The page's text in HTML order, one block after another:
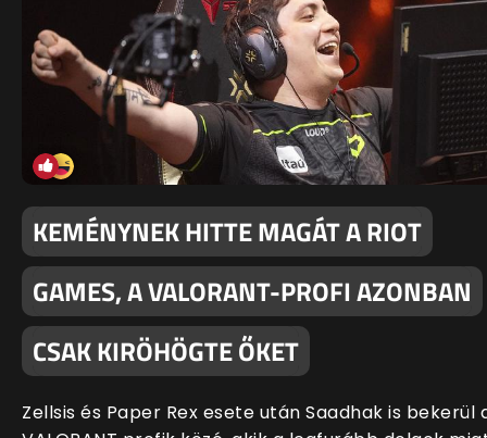
KEMÉNYNEK HITTE MAGÁT A RIOT
GAMES, A VALORANT-PROFI AZONBAN
CSAK KIRÖHÖGTE ŐKET
Zellsis és Paper Rex esete után Saadhak is bekerül